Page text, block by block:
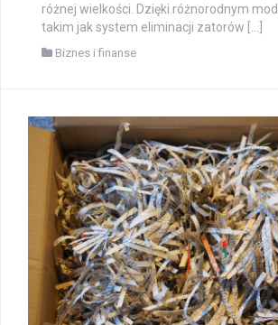
różnej wielkości. Dzięki różnorodnym
takim jak system eliminacji zatorów […]
Biznes i finanse